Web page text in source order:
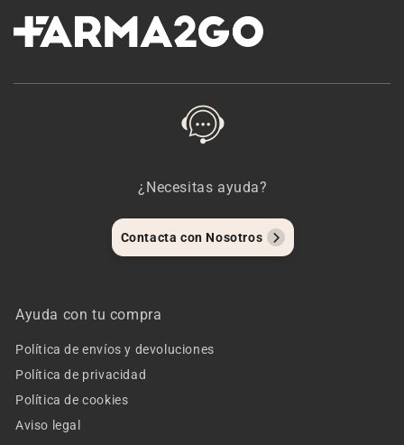
¿Necesitas ayuda?
Contacta con Nosotros
Ayuda con tu compra
Política de envíos y devoluciones
Política de privacidad
Política de cookies
Aviso legal